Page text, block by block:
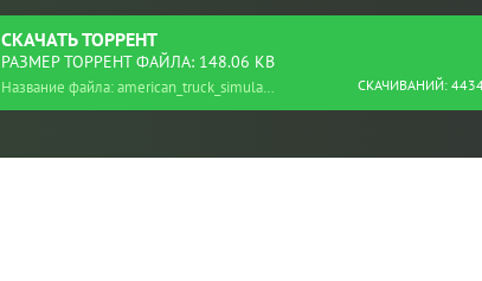
СКАЧАТЬТОРРЕНТ
РАЗМЕР ТОРРЕНТ ФАЙЛА: 148.06 KB
СКАЧИВАНИЙ:
Название файла: american_truck_simulator_repack.torrent